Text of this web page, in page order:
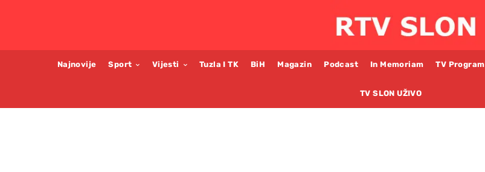
Najnovije Sport Vijesti Tuzla I TK BiH Magazin Podcast In Memoriam TV Program
TV SLON UŽIVO